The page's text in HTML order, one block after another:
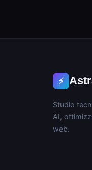
⚡
Studio
AI,
web.